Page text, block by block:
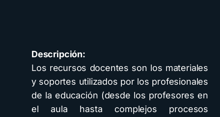
Descripción:
Los recursos docentes son los materiales
y soportes utilizados por los profesionales
de la educación (desde los profesores en
el aula hasta complejos procesos